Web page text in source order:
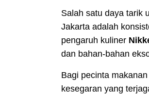
Salah satu daya tarik
Jakarta adalah
pengaruh kuliner
dan bahan-bahan
Bagi pecinta
kesegaran yang